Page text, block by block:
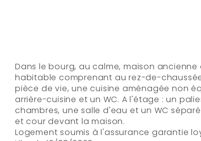
Dans le bourg, au calme, maison ancienne
habitable comprenant au rez-de-
pièce de vie, une cuisine aménagée non
arrière-cuisine et un WC. A l'étage : un
chambres, une salle d'eau et un WC
et cour devant la maison.
Logement soumis à l'assurance garantie